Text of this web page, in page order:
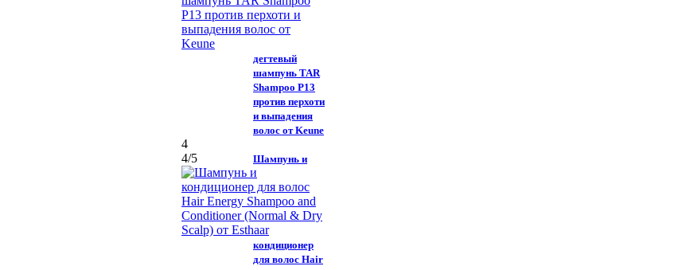
дегтевый
шампунь TAR
Shampoo P13
против перхоти
и выпадения
волос от Keune
4
4/5 Шампунь и
кондиционер
для волос Hair